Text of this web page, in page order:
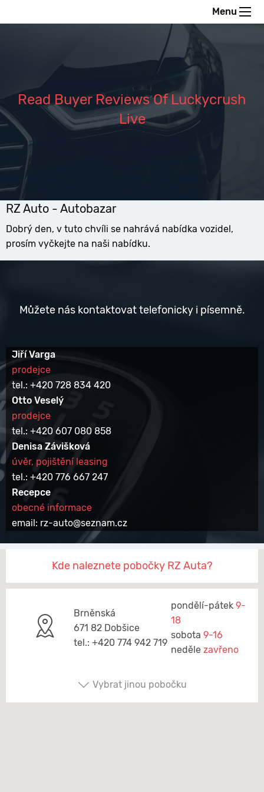
Menu
Read Buyer Reviews Of Luckycrush
Live
RZ Auto - Autobazar
Dobrý den, v tuto chvíli se nahrává nabídka vozidel,
prosím vyčkejte na naši nabídku.
Můžete nás kontaktovat telefonicky i písemně.
Jiří Varga
prodejce
tel.: +420 728 834 420
Otto Veselý
prodejce
tel.: +420 607 080 858
Denisa Závišková
úvěr, pojištění leasing
tel.: +420 776 667 247
Recepce
obecné informace
email: rz-auto@seznam.cz
Kde naleznete pobočky RZ Auta?
Brněnská
671 82 Dobšice
tel.: +420 774 942 719
pondělí-pátek 9-
18
sobota 9-16
neděle zavřeno
Vybrat jinou pobočku